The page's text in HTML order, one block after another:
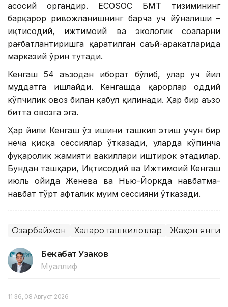
асосий органдир. ECOSOC БМТ тизимининг
барқарор ривожланишнинг барча уч йўналиши –
иқтисодий, ижтимоий ва экологик соҳаларни
рағбатлантиришга қаратилган саъй-ҳаракатларида
марказий ўрин тутади.
Кенгаш 54 аъзодан иборат бўлиб, улар уч йил
муддатга ишлайди. Кенгашда қарорлар оддий
кўпчилик овоз билан қабул қилинади. Ҳар бир аъзо
битта овозга эга.
Ҳар йили Кенгаш ўз ишини ташкил этиш учун бир
неча қисқа сессиялар ўтказади, уларда кўпинча
фуқаролик жамияти вакиллари иштирок этадилар.
Бундан ташқари, Иқтисодий ва Ижтимоий Кенгаш
июль ойида Женева ва Нью-Йоркда навбатма-
навбат тўрт ҳафталик муҳим сессияни ўтказади.
Озарбайжон Халқаро ташкилотлар Жаҳон
Бекабат Узаков
Муаллиф
11:36, 08 Август 2026